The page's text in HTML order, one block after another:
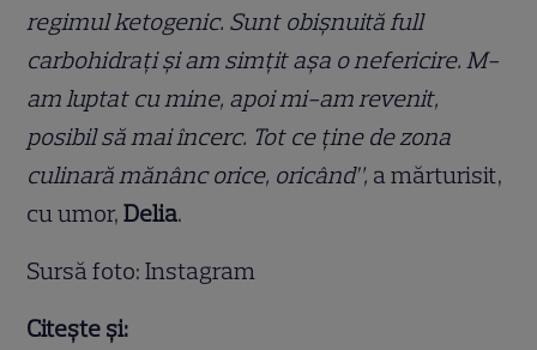
regimul ketogenic. Sunt obișnuită full
carbohidrați și am simțit așa o nefericire. M-
am luptat cu mine, apoi mi-am revenit,
posibil să mai încerc. Tot ce ține de zona
culinară mănânc orice, oricând”, a mărturisit,
cu umor,Delia.
Sursă foto: Instagram
Citește și: